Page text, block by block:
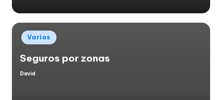
Publicado
en
Varios
Seguros por zonas
Publicado
David